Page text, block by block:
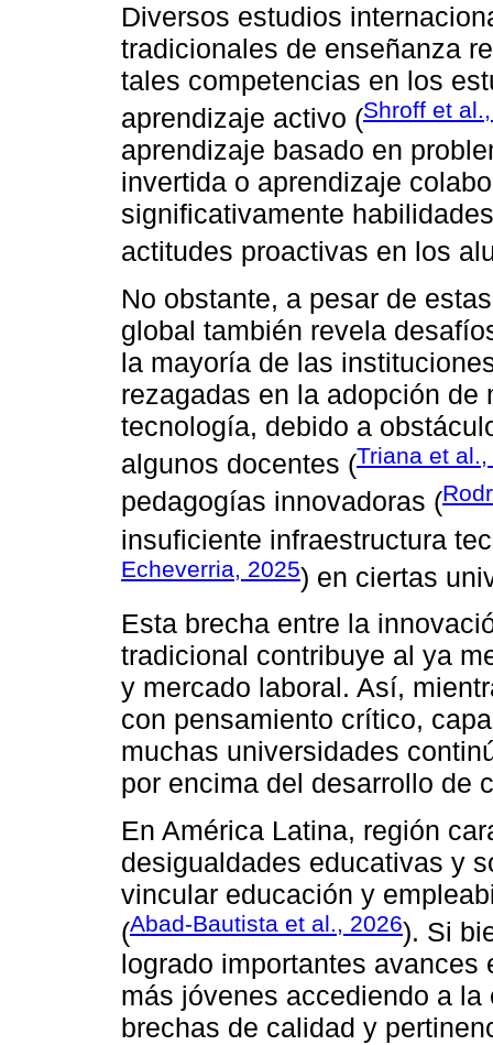
Diversos estudios
tradicionales de enseñanza
tales competencias en los
aprendizaje activo (Shroff et
aprendizaje basado en
invertida o aprendizaje
significativamente
actitudes proactivas en los
No obstante, a pesar de
global también revela
la mayoría de las
rezagadas en la adopción
tecnología, debido a
algunos docentes (Triana et
pedagogías innovadoras (
insuficiente infraestructura
Echeverria, 2025) en ciertas
Esta brecha entre la
tradicional contribuye al ya
y mercado laboral. Así,
con pensamiento crítico,
muchas universidades
por encima del desarrollo de
En América Latina, región
desigualdades educativas y
vincular educación y
(Abad-Bautista et al., 2026). Si
logrado importantes avances
más jóvenes accediendo a
brechas de calidad y